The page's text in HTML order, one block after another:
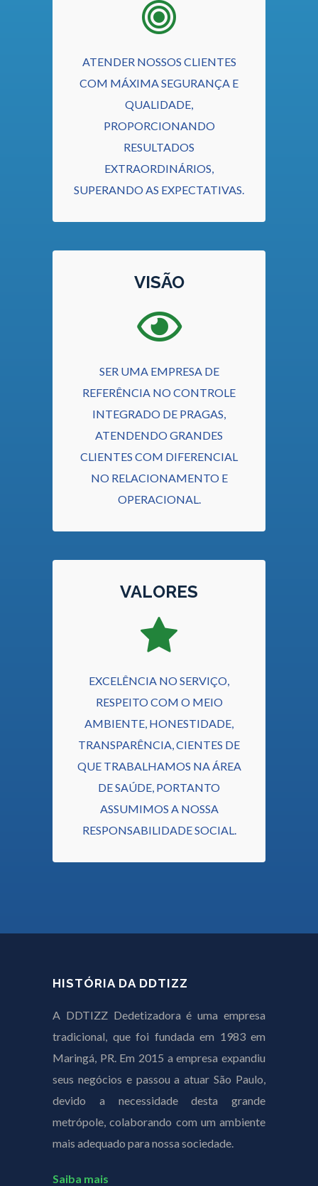
ATENDER NOSSOS CLIENTES
COM MÁXIMA SEGURANÇA E
QUALIDADE,
PROPORCIONANDO
RESULTADOS
EXTRAORDINÁRIOS,
SUPERANDO AS EXPECTATIVAS.
VISÃO
SER UMA EMPRESA DE
REFERÊNCIA NO CONTROLE
INTEGRADO DE PRAGAS,
ATENDENDO GRANDES
CLIENTES COM DIFERENCIAL
NO RELACIONAMENTO E
OPERACIONAL.
VALORES
EXCELÊNCIA NO SERVIÇO,
RESPEITO COM O MEIO
AMBIENTE, HONESTIDADE,
TRANSPARÊNCIA, CIENTES DE
QUE TRABALHAMOS NA ÁREA
DE SAÚDE, PORTANTO
ASSUMIMOS A NOSSA
RESPONSABILIDADE SOCIAL.
HISTÓRIA DA DDTIZZ
A DDTIZZ Dedetizadora é uma empresa
tradicional, que foi fundada em 1983 em
Maringá, PR. Em 2015 a empresa expandiu
seus negócios e passou a atuar São Paulo,
devido a necessidade desta grande
metrópole, colaborando com um ambiente
mais adequado para nossa sociedade.
Saiba mais